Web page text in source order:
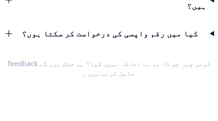
ہیں؟
کیا میں رقم واپسی کی درخواست کر سکتا ہوں؟
کوئی چیز جس کا ہم نے احاطہ نہیں کیا؟ ہم خوش ہوں گےfeedback
حاصل کرنے میں .